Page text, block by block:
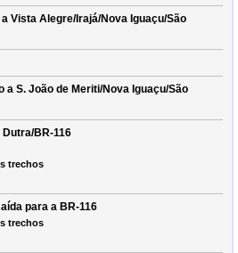
a Vista Alegre/Irajá/Nova Iguaçu/São
a S. João de Meriti/Nova Iguaçu/São
Dutra/BR-116
trechos
para a BR-116
trechos